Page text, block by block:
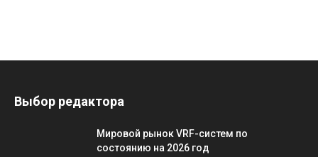
Выбор редактора
Мировой рынок VRF-систем по
состоянию на 2026 год